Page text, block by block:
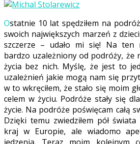
Ostatnie 10 lat spędziłem na podróżowaniu, na realizacji
swoich największych marzeń z
szczerze – udało mi się! Na ten
bardzo uzależniony od podróży, że
życia bez nich. Myślę, że jest to
uzależnień jakie mogą nam się
w to wkręciłem, że stało się moim
celem w życiu. Podróże stały się
życie. Na podróże poświęcam całą
Dzięki temu zwiedziłem pół
kraj w Europie, ale wiadomo